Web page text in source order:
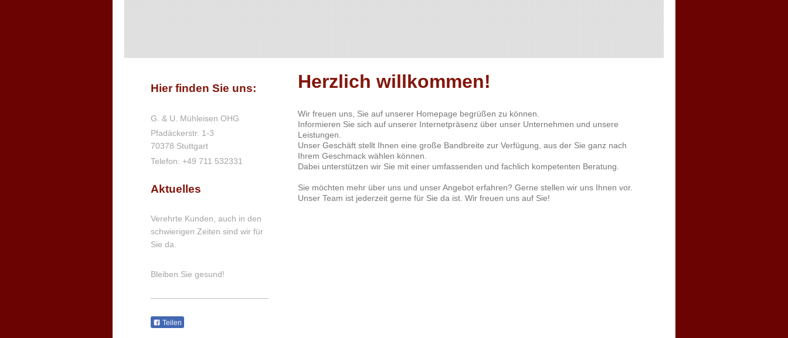
Herzlich willkommen!
Wir freuen uns, Sie auf unserer Homepage begrüßen zu können.
Informieren Sie sich auf unserer Internetpräsenz über unser Unternehmen und unsere
Leistungen.
Unser Geschäft stellt Ihnen eine große Bandbreite zur Verfügung, aus der Sie ganz nach
Ihrem Geschmack wählen können.
Dabei unterstützen wir Sie mit einer umfassenden und fachlich kompetenten Beratung.
Sie möchten mehr über uns und unser Angebot erfahren? Gerne stellen wir uns Ihnen vor.
Unser Team ist jederzeit gerne für Sie da ist. Wir freuen uns auf Sie!
Hier finden Sie uns:
G. & U. Mühleisen OHG
Pfadäckerstr. 1-3
70378 Stuttgart
Telefon: +49 711 532331
Aktuelles
Verehrte Kunden, auch in den
schwierigen Zeiten sind wir für
Sie da.
Bleiben Sie gesund!
Teilen